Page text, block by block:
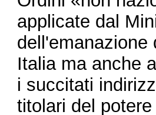
applicate dal
dell'emanazione
Italia ma anche
i succitati
titolari del